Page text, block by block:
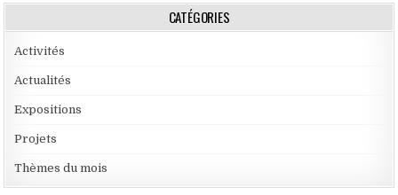
CATÉGORIES
Activités
Actualités
Expositions
Projets
Thèmes du mois